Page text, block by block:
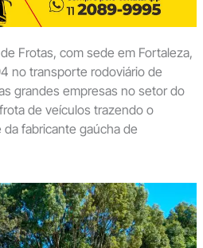
Frotas, com sede em Fortaleza,
no transporte rodoviário de
grandes empresas no setor do
de veículos trazendo o
fabricante gaúcha de